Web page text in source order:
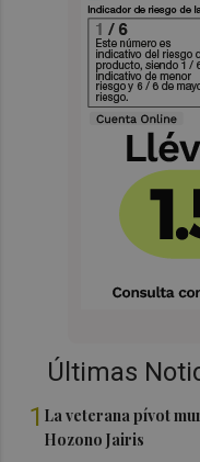
Últimas
1 La veterana pívot
Hozono Jairis